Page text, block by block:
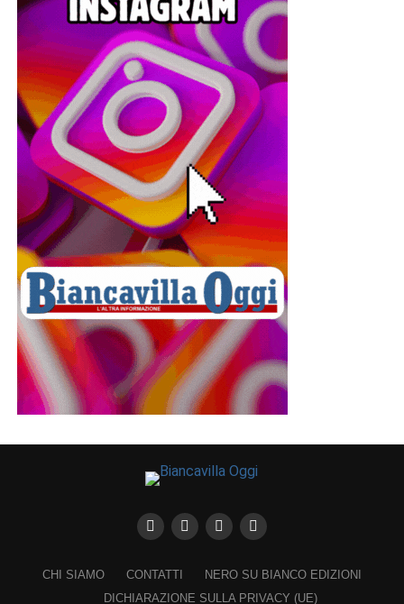
CHI SIAMO CONTATTI
NERO SU BIANCO EDIZIONI
DICHIARAZIONE SULLA PRIVACY (UE)